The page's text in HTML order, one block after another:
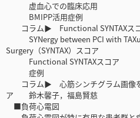
虚血心での臨床応用
BMIPP活用症例
コラム▶ Functional SYNTAXス
SYNergy between PCI with
Surgery（SYNTAX）スコア
Functional SYNTAXスコア
症例
コラム▶ 心筋シンチグラム画像を
ア 鈴木馨子，福島賢慈
■負荷心電図